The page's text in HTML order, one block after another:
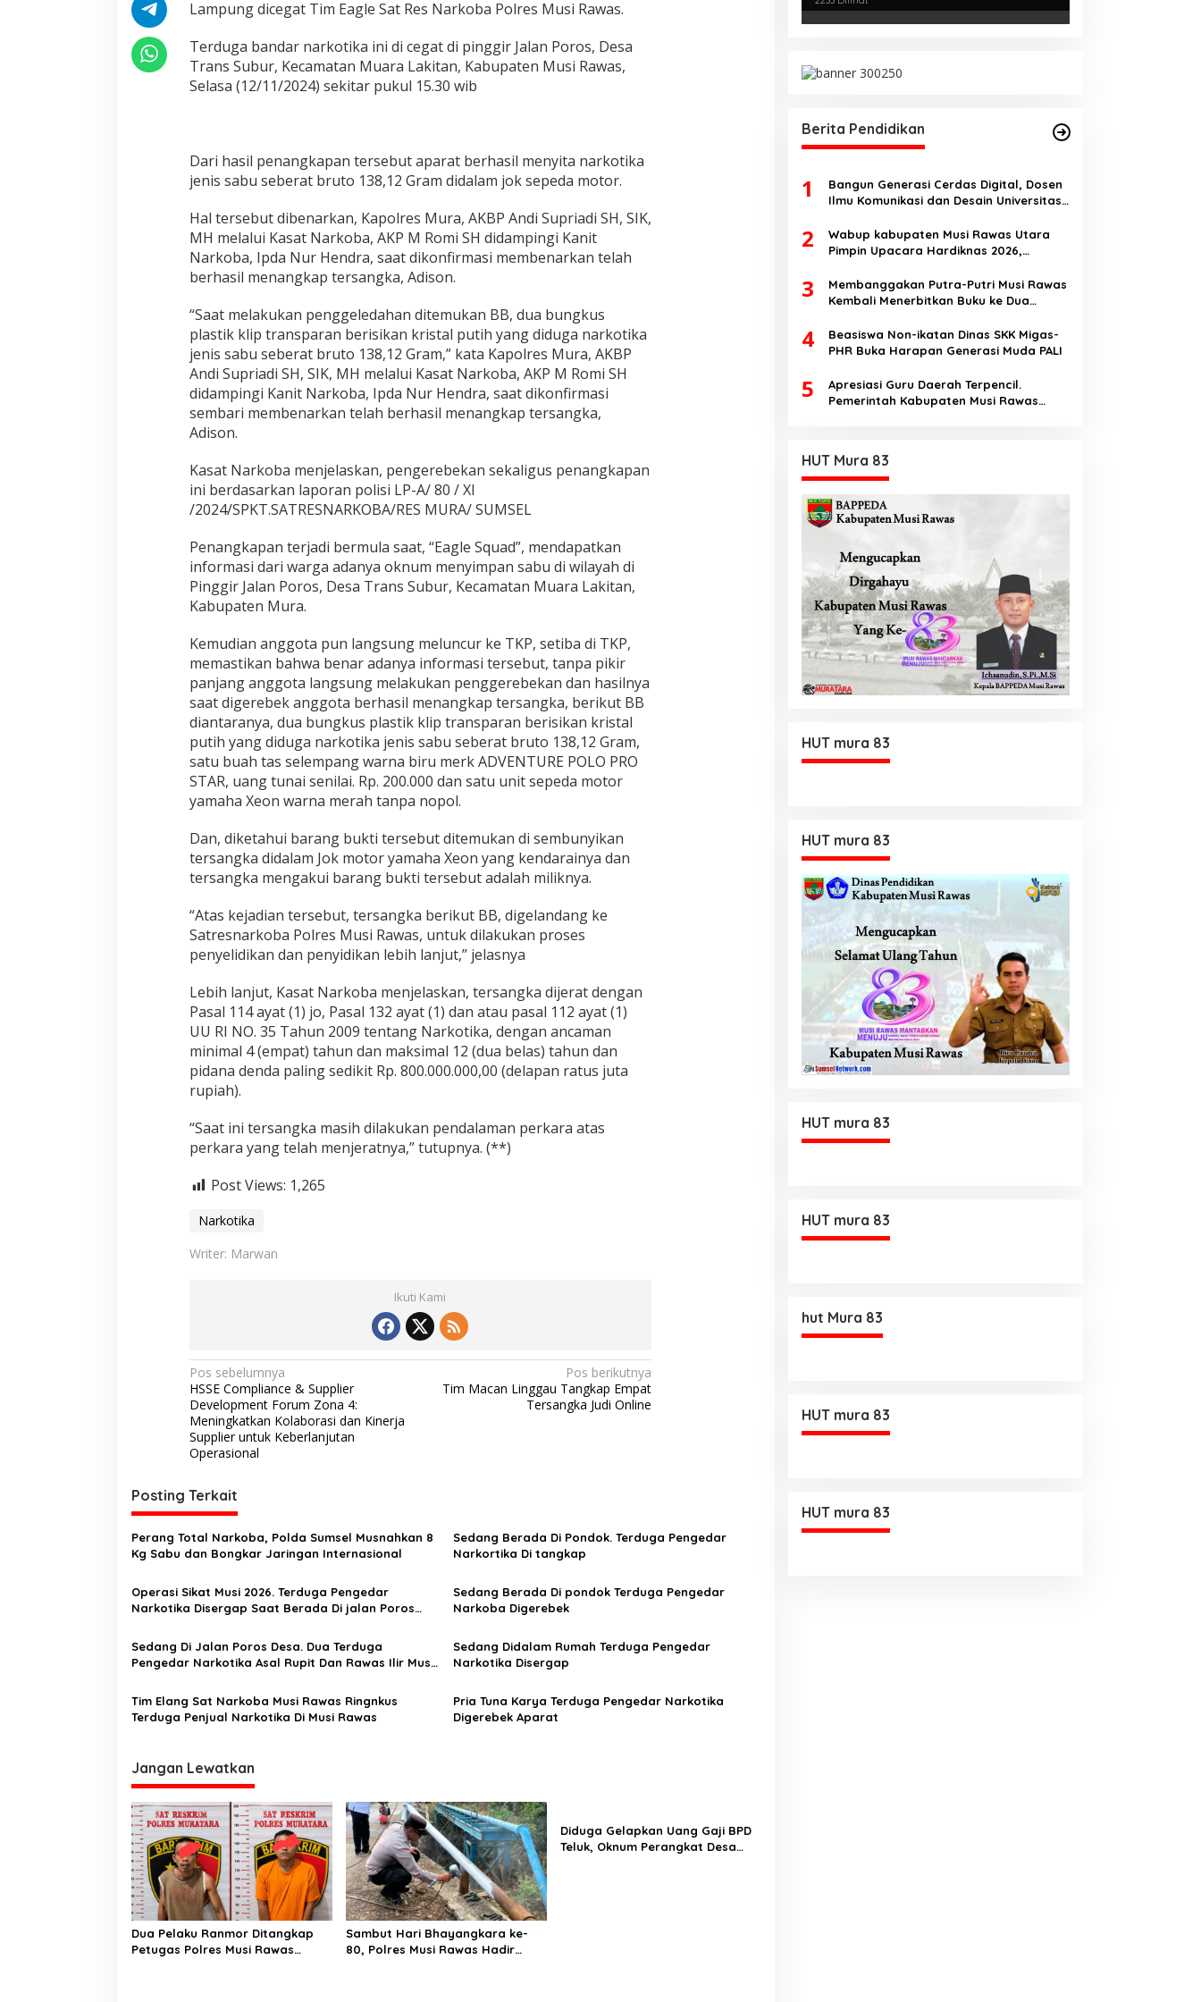
s
N
r
k
o
l
r
s
M
u
s
i
a
w
a
s
Lampung dicegat Tim Eagle Sat Res Narkoba Polres Musi Rawas.
Terduga bandar narkotika ini di cegat di pinggir Jalan Poros, Desa
Trans Subur, Kecamatan Muara Lakitan, Kabupaten Musi Rawas,
Selasa (12/11/2024) sekitar pukul 15.30 wib
Dari hasil penangkapan tersebut aparat berhasil menyita narkotika
jenis sabu seberat bruto 138,12 Gram didalam jok sepeda motor.
Hal tersebut dibenarkan, Kapolres Mura, AKBP Andi Supriadi SH, SIK,
MH melalui Kasat Narkoba, AKP M Romi SH didampingi Kanit
Narkoba, Ipda Nur Hendra, saat dikonfirmasi membenarkan telah
berhasil menangkap tersangka, Adison.
“Saat melakukan penggeledahan ditemukan BB, dua bungkus
plastik klip transparan berisikan kristal putih yang diduga narkotika
jenis sabu seberat bruto 138,12 Gram,” kata Kapolres Mura, AKBP
Andi Supriadi SH, SIK, MH melalui Kasat Narkoba, AKP M Romi SH
didampingi Kanit Narkoba, Ipda Nur Hendra, saat dikonfirmasi
sembari membenarkan telah berhasil menangkap tersangka,
Adison.
Kasat Narkoba menjelaskan, pengerebekan sekaligus penangkapan
ini berdasarkan laporan polisi LP-A/ 80 / XI
/2024/SPKT.SATRESNARKOBA/RES MURA/ SUMSEL
Penangkapan terjadi bermula saat, “Eagle Squad”, mendapatkan
informasi dari warga adanya oknum menyimpan sabu di wilayah di
Pinggir Jalan Poros, Desa Trans Subur, Kecamatan Muara Lakitan,
Kabupaten Mura.
Kemudian anggota pun langsung meluncur ke TKP, setiba di TKP,
memastikan bahwa benar adanya informasi tersebut, tanpa pikir
panjang anggota langsung melakukan penggerebekan dan hasilnya
saat digerebek anggota berhasil menangkap tersangka, berikut BB
diantaranya, dua bungkus plastik klip transparan berisikan kristal
putih yang diduga narkotika jenis sabu seberat bruto 138,12 Gram,
satu buah tas selempang warna biru merk ADVENTURE POLO PRO
STAR, uang tunai senilai. Rp. 200.000 dan satu unit sepeda motor
yamaha Xeon warna merah tanpa nopol.
Dan, diketahui barang bukti tersebut ditemukan di sembunyikan
tersangka didalam Jok motor yamaha Xeon yang kendarainya dan
tersangka mengakui barang bukti tersebut adalah miliknya.
“Atas kejadian tersebut, tersangka berikut BB, digelandang ke
Satresnarkoba Polres Musi Rawas, untuk dilakukan proses
penyelidikan dan penyidikan lebih lanjut,” jelasnya
Lebih lanjut, Kasat Narkoba menjelaskan, tersangka dijerat dengan
Pasal 114 ayat (1) jo, Pasal 132 ayat (1) dan atau pasal 112 ayat (1)
UU RI NO. 35 Tahun 2009 tentang Narkotika, dengan ancaman
minimal 4 (empat) tahun dan maksimal 12 (dua belas) tahun dan
pidana denda paling sedikit Rp. 800.000.000,00 (delapan ratus juta
rupiah).
“Saat ini tersangka masih dilakukan pendalaman perkara atas
perkara yang telah menjeratnya,” tutupnya. (**)
Post Views: 1,265
Narkotika
Writer: Marwan
Ikuti Kami
N
a
v
i
a
s
i
o
Pos sebelumnya
HSSE Compliance & Supplier
Development Forum Zona 4:
Meningkatkan Kolaborasi dan Kinerja
Supplier untuk Keberlanjutan
Operasional
Pos berikutnya
Tim Macan Linggau Tangkap Empat
Tersangka Judi Online
Posting Terkait
Perang Total Narkoba, Polda Sumsel Musnahkan 8
Kg Sabu dan Bongkar Jaringan Internasional
Sedang Berada Di Pondok. Terduga Pengedar
Narkortika Di tangkap
Operasi Sikat Musi 2026. Terduga Pengedar
Narkotika Disergap Saat Berada Di jalan Poros
Sedang Berada Di pondok Terduga Pengedar
Narkoba Digerebek
Sedang Di Jalan Poros Desa. Dua Terduga
Pengedar Narkotika Asal Rupit Dan Rawas Ilir Musi
Sedang Didalam Rumah Terduga Pengedar
Narkotika Disergap
Tim Elang Sat Narkoba Musi Rawas Ringnkus
Terduga Penjual Narkotika Di Musi Rawas
Pria Tuna Karya Terduga Pengedar Narkotika
Digerebek Aparat
Jangan Lewatkan
Dua Pelaku Ranmor Ditangkap
Petugas Polres Musi Rawas
Sambut Hari Bhayangkara ke-
80, Polres Musi Rawas Hadir
Diduga Gelapkan Uang Gaji BPD
Teluk, Oknum Perangkat Desa
Kejurnas Menpora Cup II 2024
Berita Pendidikan
1
Bangun Generasi Cerdas Digital, Dosen
Ilmu Komunikasi dan Desain Universitas
Disinformasi AI dan Hate Speech di SMK
Ikhlas Jawilan
2
Wabup kabupaten Musi Rawas Utara
Pimpin Upacara Hardiknas 2026,
berakhlak
3
Membanggakan Putra-Putri Musi Rawas
Kembali Menerbitkan Buku ke Dua
4
Beasiswa Non-ikatan Dinas SKK Migas-
PHR Buka Harapan Generasi Muda PALI
5
Apresiasi Guru Daerah Terpencil.
Pemerintah Kabupaten Musi Rawas
HUT Mura 83
HUT mura 83
HUT mura 83
HUT mura 83
HUT mura 83
hut Mura 83
HUT mura 83
HUT mura 83